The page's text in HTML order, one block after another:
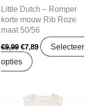
Little Dutch – Romper
korte mouw Rib Roze
maat 50/56
€9,99 €7,89
Selecteer
opties
Oorspronkelijke
prijs
Huidige
prijs